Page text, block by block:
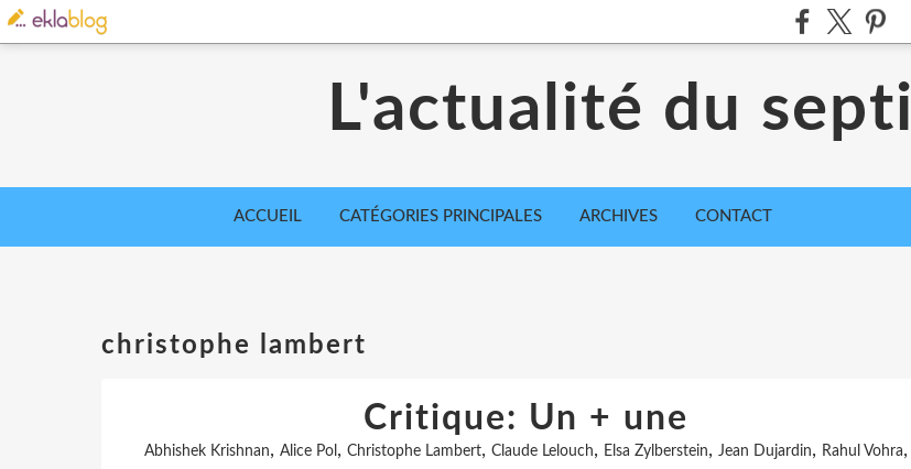
L'actualité du
ACCUEIL CATÉGORIES PRINCIPALES ARCHIVES CONTACT
christophe lambert
Critique: Un + une
Abhishek Krishnan, Alice Pol, Christophe Lambert, Claude Lelouch, Elsa Zylberstein, Jean Dujardin, Rahul Vohra,